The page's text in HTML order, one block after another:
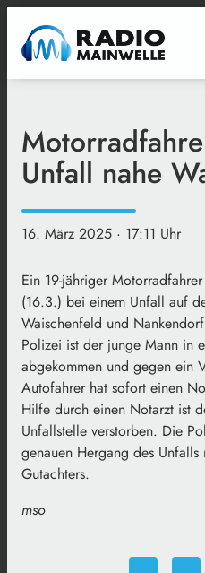
Unfall nahe
16. März 2025 · 17:11 Uhr
Ein 19-jähriger
(16.3.) bei einem Unfall auf
Waischenfeld und
Polizei ist der junge Mann in
abgekommen und gegen ein
Autofahrer hat sofort einen
Hilfe durch einen Notarzt ist
Unfallstelle verstorben. Die
genauen Hergang des Unfalls
Gutachters.
mso